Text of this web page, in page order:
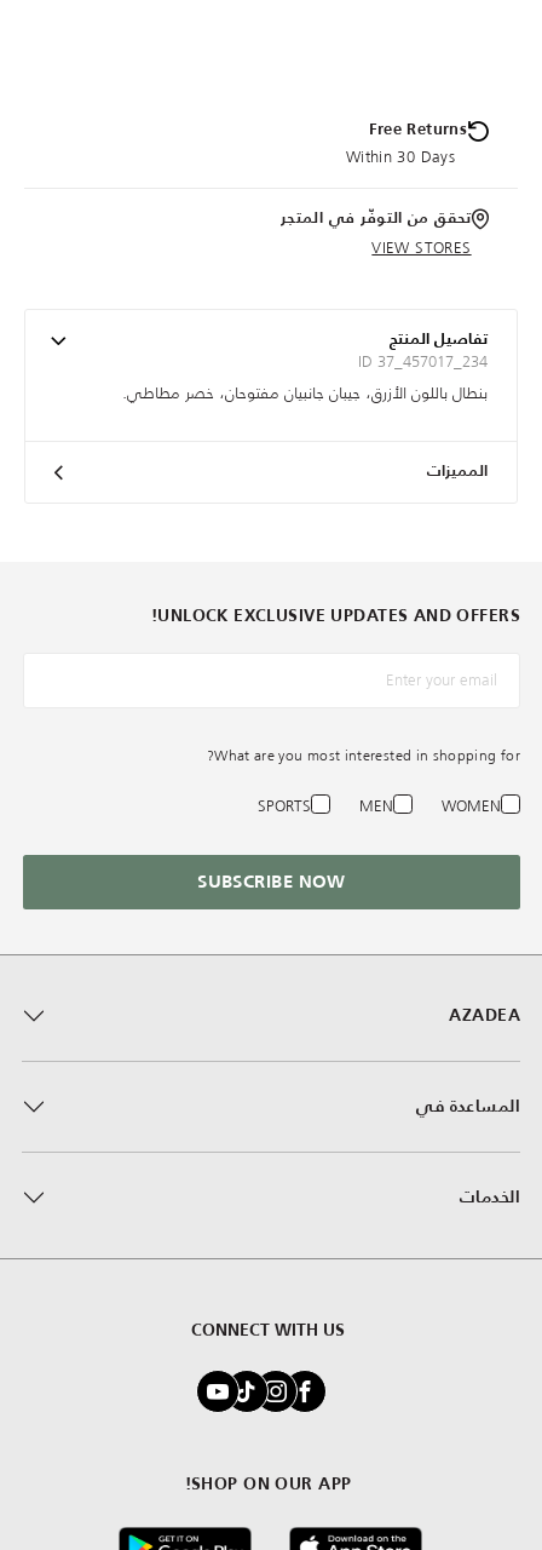
Free Returns
Within 30 Days
تحقق من التوفّر في المتجر
VIEW STORES
تفاصيل المنتج
ID 37_457017_234
بنطال باللون الأزرق، جيبان جانبيان مفتوحان، خصر مطاطي.
المميزات
AZADEA
المساعدة في
الخدمات
CONNECT WITH US
SHOP ON OUR APP!
UNLOCK EXCLUSIVE UPDATES AND OFFERS!
*البريد الإلكترونيّ
What are you most interested in shopping for?
WOMEN
MEN
SPORTS
SUBSCRIBE NOW